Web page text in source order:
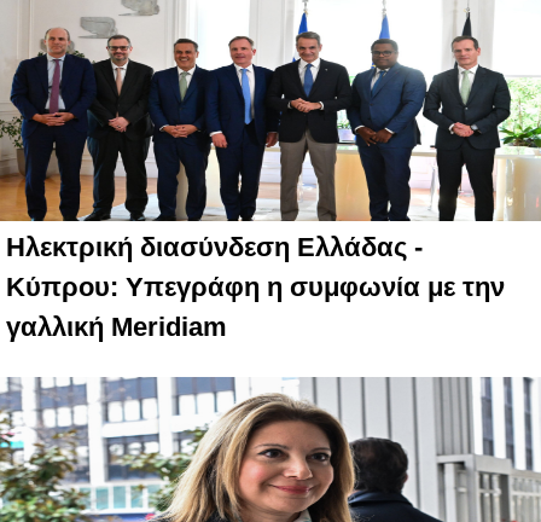
Ηλεκτρική διασύνδεση Ελλάδας -
Κύπρου: Υπεγράφη η συμφωνία με την
γαλλική Meridiam